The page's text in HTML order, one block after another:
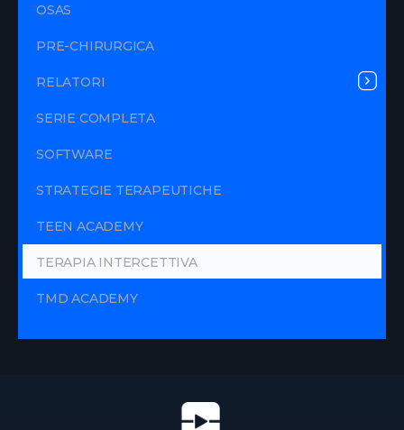
OSAS
PRE-CHIRURGICA
RELATORI
SERIE COMPLETA
SOFTWARE
STRATEGIE TERAPEUTICHE
TEEN ACADEMY
TERAPIA INTERCETTIVA
TMD ACADEMY